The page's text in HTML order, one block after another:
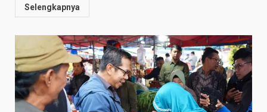
Selengkapnya